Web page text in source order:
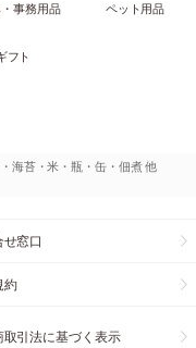
事務用品 ペット用品
フト
海苔・米・瓶・缶・佃煮 他
せ窓口
約
取引法に基づく表示